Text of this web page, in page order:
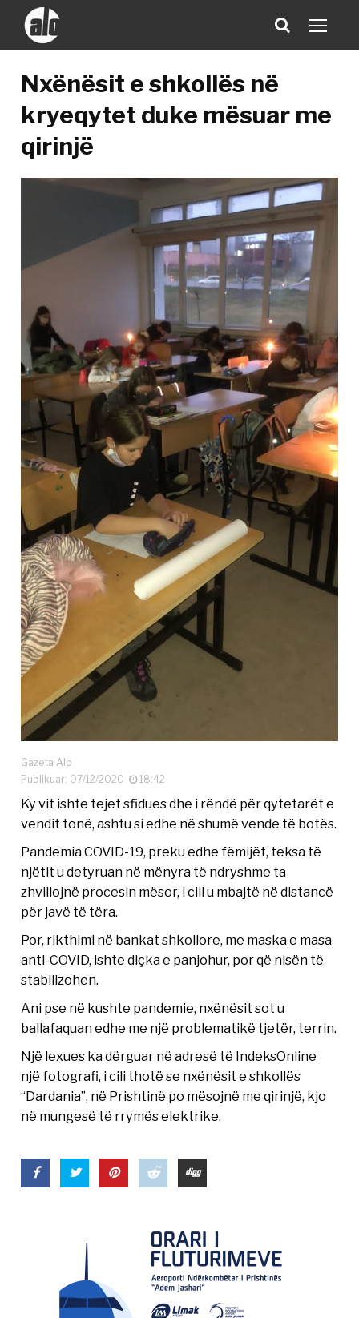
Nxënësit e shkollës në
kryeqytet duke mësuar me
qirinjë
Gazeta Alo
Publikuar: 07/12/2020
18:42
Ky vit ishte tejet sfidues dhe i rëndë për qytetarët e
vendit tonë, ashtu si edhe në shumë vende të botës.
Pandemia COVID-19, preku edhe fëmijët, teksa të
njëtit u detyruan në mënyra të ndryshme ta
zhvillojnë procesin mësor, i cili u mbajtë në distancë
për javë të tëra.
Por, rikthimi në bankat shkollore, me maska e masa
anti-COVID, ishte diçka e panjohur, por që nisën të
stabilizohen.
Ani pse në kushte pandemie, nxënësit sot u
ballafaquan edhe me një problematikë tjetër, terrin.
Një lexues ka dërguar në adresë të IndeksOnline
një fotografi, i cili thotë se nxënësit e shkollës
“Dardania”, në Prishtinë po mësojnë me qirinjë, kjo
në mungesë të rrymës elektrike.